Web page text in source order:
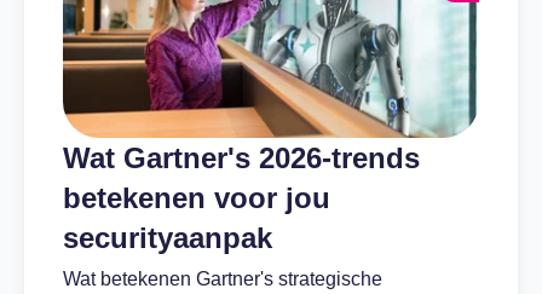
Wat Gartner's 2026-trends
betekenen voor jou
securityaanpak
Wat betekenen Gartner's strategische